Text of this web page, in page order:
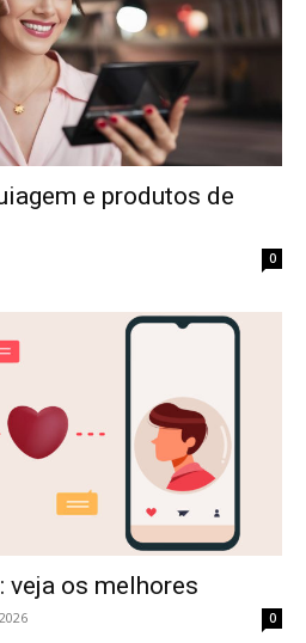
e produtos de
0
veja os melhores
0